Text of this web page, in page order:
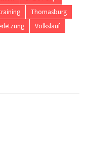
Thomasburg
Volkslauf